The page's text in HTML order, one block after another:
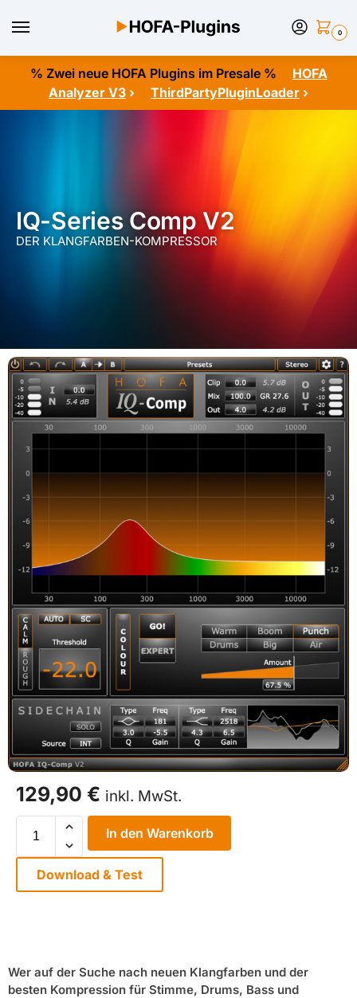
0
% Zwei neue HOFA Plugins im Presale %
HOFA
Analyzer V3 › ThirdPartyPluginLoader ›
IQ-Series Comp V2
DER KLANGFARBEN-KOMPRESSOR
129,90 € inkl. MwSt.
In den Warenkorb
Download & Test
Wer auf der Suche nach neuen Klangfarben und der
besten Kompression für Stimme, Drums, Bass und